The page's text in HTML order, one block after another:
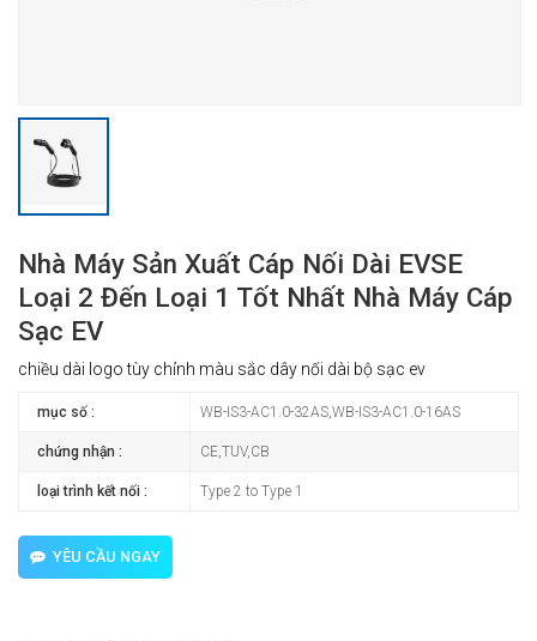
Nhà Máy Sản Xuất Cáp Nối Dài EVSE
Loại 2 Đến Loại 1 Tốt Nhất Nhà Máy Cáp
Sạc EV
chiều dài logo tùy chỉnh màu sắc dây nối dài bộ sạc ev
mục số : WB-IS3-AC1.0-32AS,WB-IS3-AC1.0-16AS
chứng nhận : CE,TUV,CB
loại trình kết nối : Type 2 to Type 1
YÊU CẦU NGAY